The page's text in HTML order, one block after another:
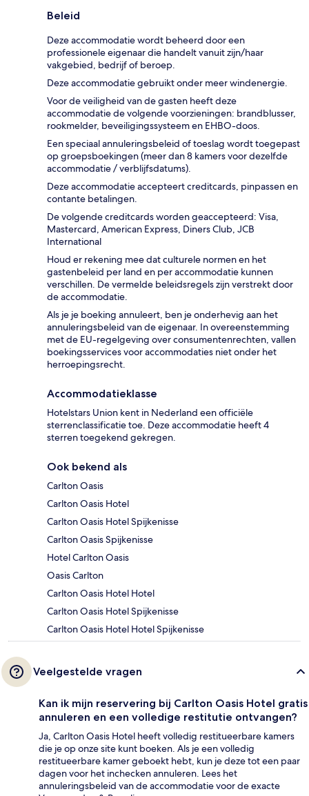
Beleid
Deze accommodatie wordt beheerd door een
professionele eigenaar die handelt vanuit zijn/haar
vakgebied, bedrijf of beroep.
Deze accommodatie gebruikt onder meer windenergie.
Voor de veiligheid van de gasten heeft deze
accommodatie de volgende voorzieningen: brandblusser,
rookmelder, beveiligingssysteem en EHBO-doos.
Een speciaal annuleringsbeleid of toeslag wordt toegepast
op groepsboekingen (meer dan 8 kamers voor dezelfde
accommodatie / verblijfsdatums).
Deze accommodatie accepteert creditcards, pinpassen en
contante betalingen.
De volgende creditcards worden geaccepteerd: Visa,
Mastercard, American Express, Diners Club, JCB
International
Houd er rekening mee dat culturele normen en het
gastenbeleid per land en per accommodatie kunnen
verschillen. De vermelde beleidsregels zijn verstrekt door
de accommodatie.
Als je je boeking annuleert, ben je onderhevig aan het
annuleringsbeleid van de eigenaar. In overeenstemming
met de EU-regelgeving over consumentenrechten, vallen
boekingsservices voor accommodaties niet onder het
herroepingsrecht.
Accommodatieklasse
Hotelstars Union kent in Nederland een officiële
sterrenclassificatie toe. Deze accommodatie heeft 4
sterren toegekend gekregen.
Ook bekend als
Carlton Oasis
Carlton Oasis Hotel
Carlton Oasis Hotel Spijkenisse
Carlton Oasis Spijkenisse
Hotel Carlton Oasis
Oasis Carlton
Carlton Oasis Hotel Hotel
Carlton Oasis Hotel Spijkenisse
Carlton Oasis Hotel Hotel Spijkenisse
Veelgestelde vragen
Kan ik mijn reservering bij Carlton Oasis Hotel gratis
annuleren en een volledige restitutie ontvangen?
Ja, Carlton Oasis Hotel heeft volledig restitueerbare kamers
die je op onze site kunt boeken. Als je een volledig
restitueerbare kamer geboekt hebt, kun je deze tot een paar
dagen voor het inchecken annuleren. Lees het
annuleringsbeleid van de accommodatie voor de exacte